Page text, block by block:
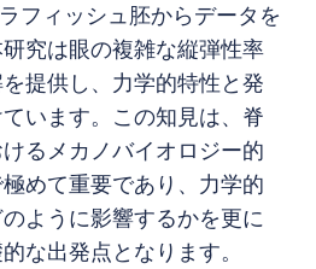
フィッシュ胚からデータを
究は眼の複雑な縦弾性率
提供し、力学的特性と発
います。この知見は、脊
るメカノバイオロジー的
めて重要であり、力学的
ように影響するかを更に
な出発点となります。